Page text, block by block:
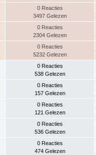
0 Reacties
3497 Gelezen
0 Reacties
2304 Gelezen
0 Reacties
5232 Gelezen
0 Reacties
538 Gelezen
0 Reacties
157 Gelezen
0 Reacties
121 Gelezen
0 Reacties
536 Gelezen
0 Reacties
474 Gelezen